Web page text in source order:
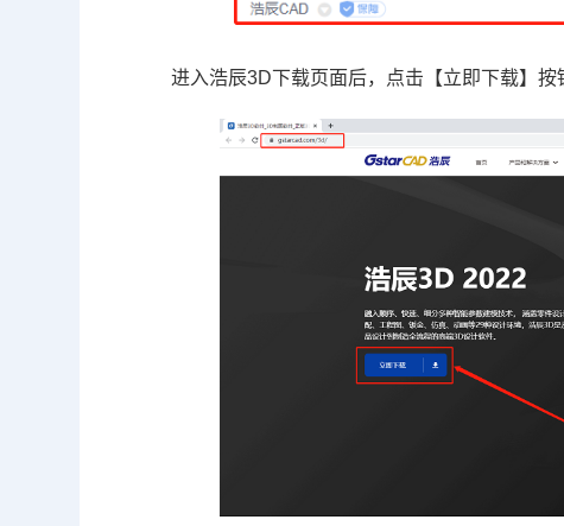
进入浩辰3D下载页面后，点击【立即下载】按